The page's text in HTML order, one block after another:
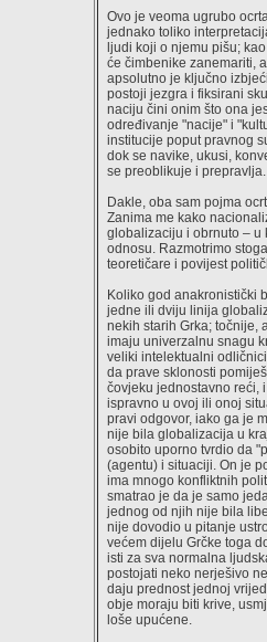
Ovo je veoma ugrubo
jednako toliko
ljudi koji o njemu pišu;
će čimbenike zanemariti,
apsolutno je ključno
postoji jezgra i fiksirani
naciju čini onim što ona
određivanje "nacije" i
institucije poput pravnog
dok se navike, ukusi,
se preoblikuje i prepravlja.
Dakle, oba sam pojma
Zanima me kako
globalizaciju i obrnuto – u
odnosu. Razmotrimo
teoretičare i povijest
Koliko god anakronistički
jedne ili dviju linija
nekih starih Grka; točnije,
imaju univerzalnu snagu
veliki intelektualni
da prave sklonosti
čovjeku jednostavno reći,
ispravno u ovoj ili onoj
pravi odgovor, iako ga je
nije bila globalizacija u
osobito uporno tvrdio da
(agentu) i situaciji. On je
ima mnogo konfliktnih
smatrao je da je samo
jednog od njih nije bila
nije dovodio u pitanje
većem dijelu Grčke toga
isti za sva normalna
postojati neko nerješivo
daju prednost jednoj
obje moraju biti krive,
loše upućene.